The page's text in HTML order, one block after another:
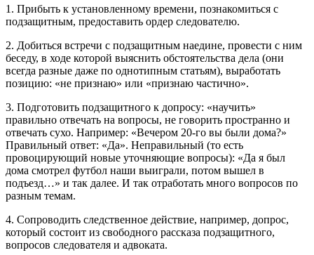
1. Прибыть к установленному времени, познакомиться с
подзащитным, предоставить ордер следователю.
2. Добиться встречи с подзащитным наедине, провести с ним
беседу, в ходе которой выяснить обстоятельства дела (они
всегда разные даже по однотипным статьям), выработать
позицию: «не признаю» или «признаю частично».
3. Подготовить подзащитного к допросу: «научить»
правильно отвечать на вопросы, не говорить пространно и
отвечать сухо. Например: «Вечером 20-го вы были дома?»
Правильный ответ: «Да». Неправильный (то есть
провоцирующий новые уточняющие вопросы): «Да я был
дома смотрел футбол наши выиграли, потом вышел в
подъезд…» и так далее. И так отработать много вопросов по
разным темам.
4. Сопроводить следственное действие, например, допрос,
который состоит из свободного рассказа подзащитного,
вопросов следователя и адвоката.